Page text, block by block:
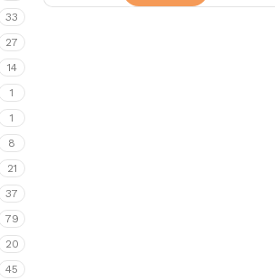
33
27
14
1
1
8
21
37
79
20
45